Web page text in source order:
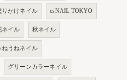
りかけネイル esNAIL TOKYO
ネイル 秋ネイル
ねうねネイル
グリーンカラーネイル